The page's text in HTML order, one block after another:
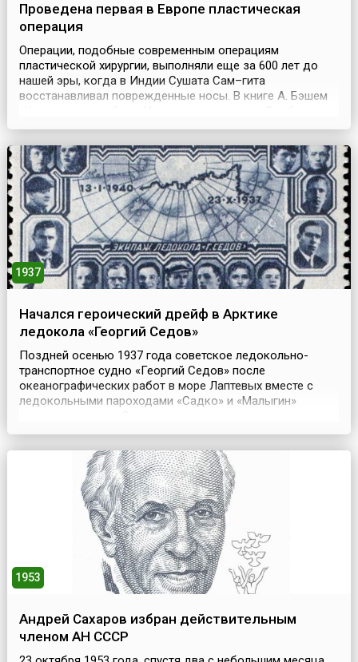
Проведена первая в Европе пластическая
операция
Операции, подобные современным операциям
пластической хирургии, выполняли еще за 600 лет до
нашей эры, когда в Индии Сушата Сам–гита
восстанавливал поврежденные носы. В книге А. Бэшем
внимания заслуживают пластические операции древних
уши и губы, потерянные или искалеченные в бою или по
приговору суд...
1937
Начался героический дрейф в Арктике
ледокола «Георгий Седов»
Поздней осенью 1937 года советское ледокольно-
транспортное судно «Георгий Седов» после
океанографических работ в море Лаптевых вместе с
ледокольными пароходами «Садко» и «Малыгин»
Архангельск. Путь им преградили многолетние льды, и
Новосибирских островов. Три вмерзшие в лед судна,
палатки на льду образовали цел...
1953
Андрей Сахаров избран действительным
членом АН СССР